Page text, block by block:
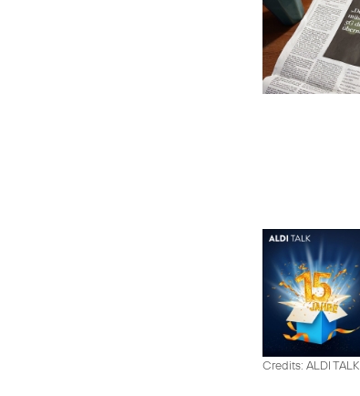
Credits: ALDI TALK